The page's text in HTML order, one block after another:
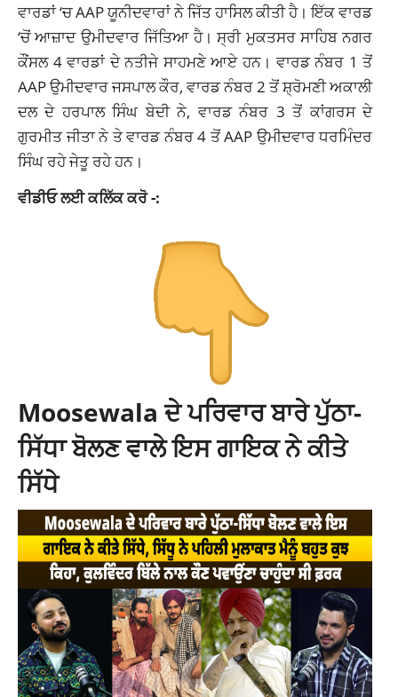
ਵਾਰਡਾਂ ‘ਚ AAP ਯੂਨੀਦਵਾਰਾਂ ਨੇ ਜਿੱਤ ਹਾਸਿਲ ਕੀਤੀ ਹੈ। ਇੱਕ ਵਾਰਡ
‘ਚੋਂ ਆਜ਼ਾਦ ਉਮੀਦਵਾਰ ਜਿੱਤਿਆ ਹੈ। ਸ੍ਰੀ ਮੁਕਤਸਰ ਸਾਹਿਬ ਨਗਰ
ਕੌਂਸਲ 4 ਵਾਰਡਾਂ ਦੇ ਨਤੀਜੇ ਸਾਹਮਣੇ ਆਏ ਹਨ। ਵਾਰਡ ਨੰਬਰ 1 ਤੋਂ
AAP ਉਮੀਦਵਾਰ ਜਸਪਾਲ ਕੌਰ, ਵਾਰਡ ਨੰਬਰ 2 ਤੋਂ ਸ਼੍ਰੋਮਣੀ ਅਕਾਲੀ
ਦਲ ਦੇ ਹਰਪਾਲ ਸਿੰਘ ਬੇਦੀ ਨੇ, ਵਾਰਡ ਨੰਬਰ 3 ਤੋਂ ਕਾਂਗਰਸ ਦੇ
ਗੁਰਮੀਤ ਜੀਤਾ ਨੇ ਤੇ ਵਾਰਡ ਨੰਬਰ 4 ਤੋਂ AAP ਉਮੀਦਵਾਰ ਧਰਮਿੰਦਰ
ਸਿੰਘ ਰਹੇ ਜੇਤੂ ਰਹੇ ਹਨ।
ਵੀਡੀਓ ਲਈ ਕਲਿੱਕ ਕਰੋ -:
Moosewala ਦੇ ਪਰਿਵਾਰ ਬਾਰੇ ਪੁੱਠਾ-
ਸਿੱਧਾ ਬੋਲਣ ਵਾਲੇ ਇਸ ਗਾਇਕ ਨੇ ਕੀਤੇ
ਸਿੱਧੇ